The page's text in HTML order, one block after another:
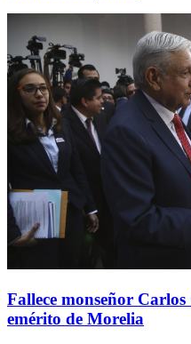
Fallece monseñor
emérito de Morelia